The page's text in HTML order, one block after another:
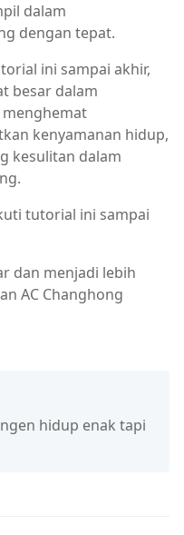
dalam
dengan tepat.
ini sampai akhir,
besar dalam
kenyamanan hidup,
kesulitan dalam
tutorial ini sampai
dan menjadi lebih
AC Changhong
hidup enak tapi